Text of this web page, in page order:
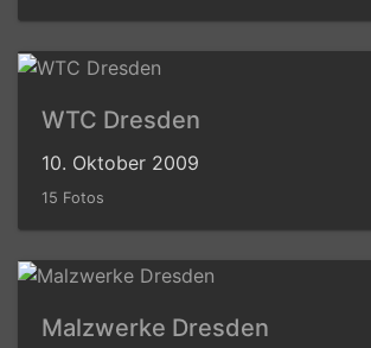
WTC Dresden
10. Oktober 2009
15 Fotos
Malzwerke Dresden